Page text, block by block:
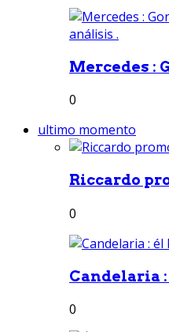
Mercedes :
0
ultimo momento
Riccardo
0
Candelaria
0